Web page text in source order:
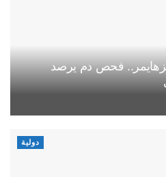
فحص دم يرصد
دولية